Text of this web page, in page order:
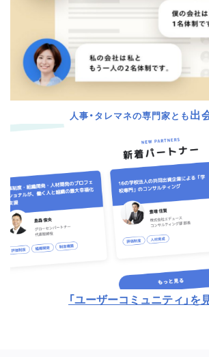
人事・タレマネの専門家とも出
「ユーザーコミュニティ」を